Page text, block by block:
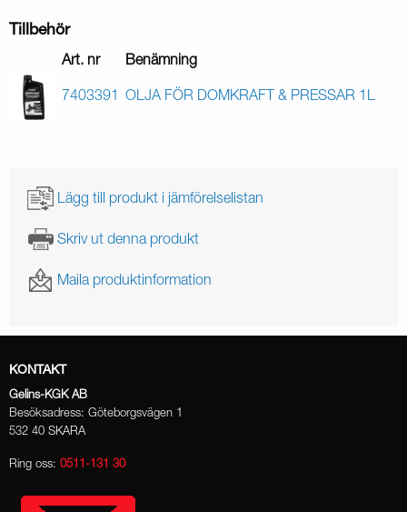
Tillbehör
Art. nr Benämning
7403391 OLJA FÖR DOMKRAFT & PRESSAR 1L
Lägg till produkt i jämförelselistan
Skriv ut denna produkt
Maila produktinformation
KONTAKT
Gelins-KGK AB
Besöksadress: Göteborgsvägen 1
532 40 SKARA
Ring oss: 0511-131 30